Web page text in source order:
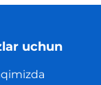
uchun